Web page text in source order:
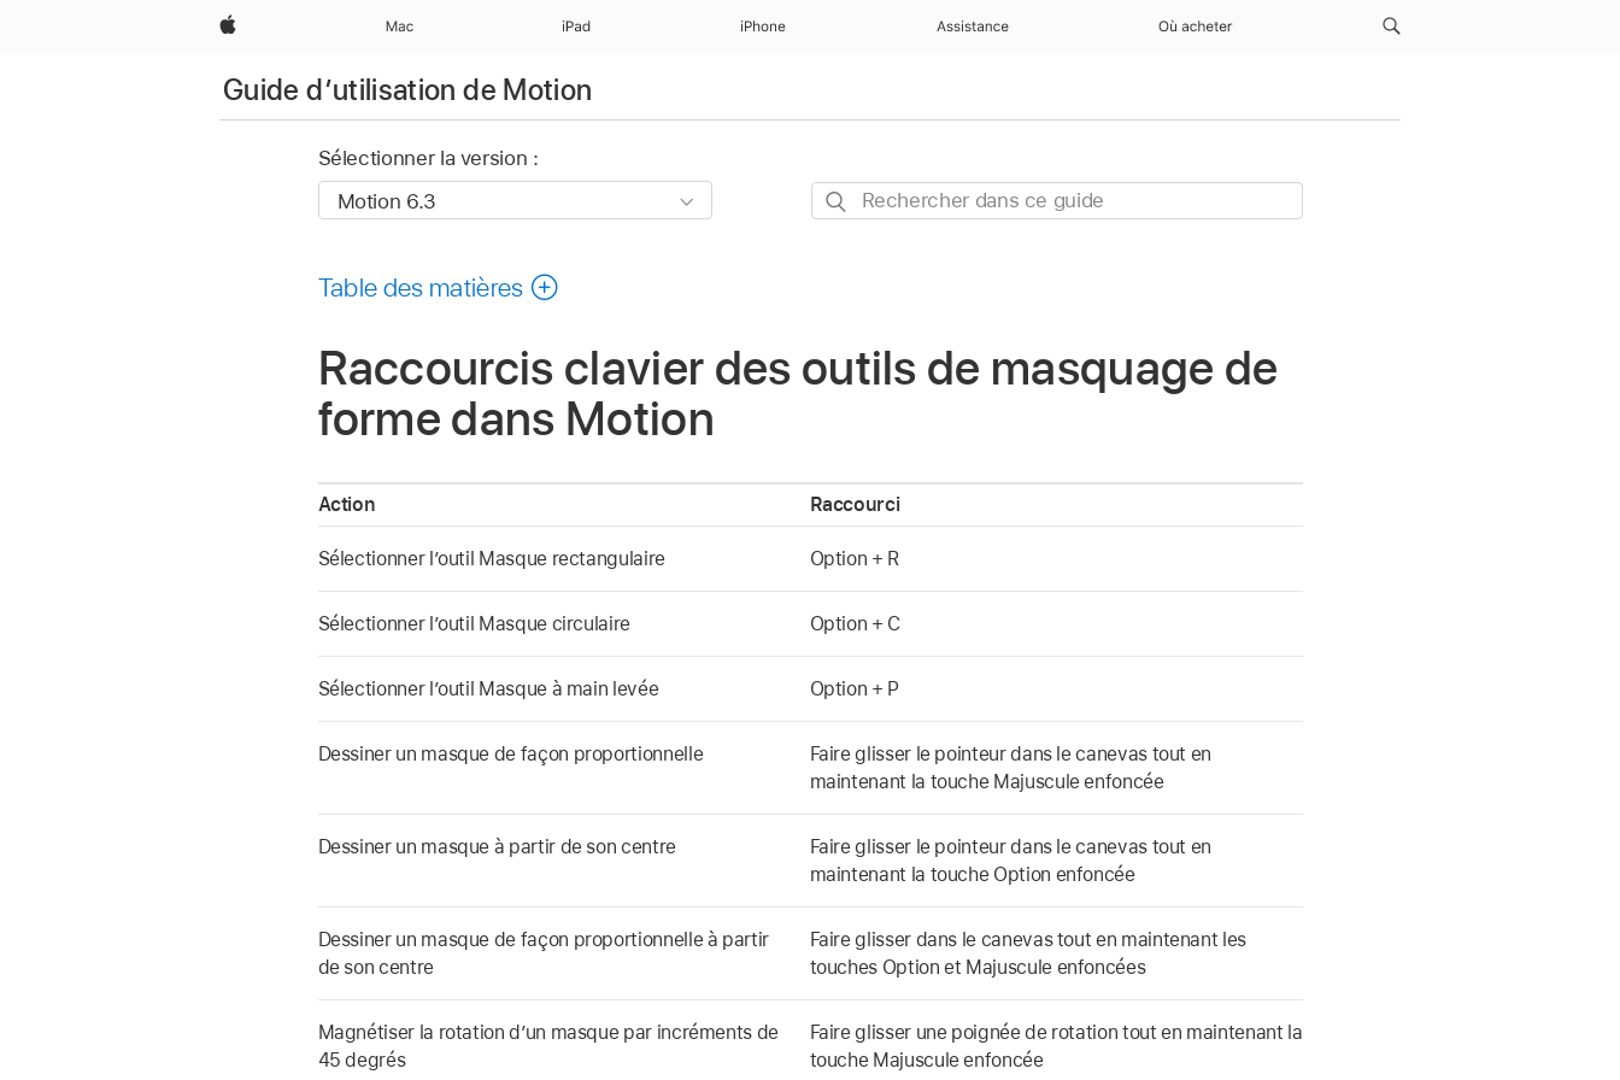
Apple Mac iPad iPhone Assistance Où acheter
Guide d’utilisation de Motion
Sélectionner la version :
Rechercher
Table des matières
Raccourcis clavier des outils de masquage de
forme dans Motion
Action Raccourci
Sélectionner l’outil Masque rectangulaire Option + R
Sélectionner l’outil Masque circulaire Option + C
Sélectionner l’outil Masque à main levée Option + P
Dessiner un masque de façon proportionnelle
Faire glisser le pointeur dans le canevas tout en
maintenant la touche Majuscule enfoncée
Dessiner un masque à partir de son centre
Faire glisser le pointeur dans le canevas tout en
maintenant la touche Option enfoncée
Dessiner un masque de façon proportionnelle à partir
de son centre
Faire glisser dans le canevas tout en maintenant les
touches Option et Majuscule enfoncées
Magnétiser la rotation d’un masque par incréments de
45 degrés
Faire glisser une poignée de rotation tout en maintenant la
touche Majuscule enfoncée